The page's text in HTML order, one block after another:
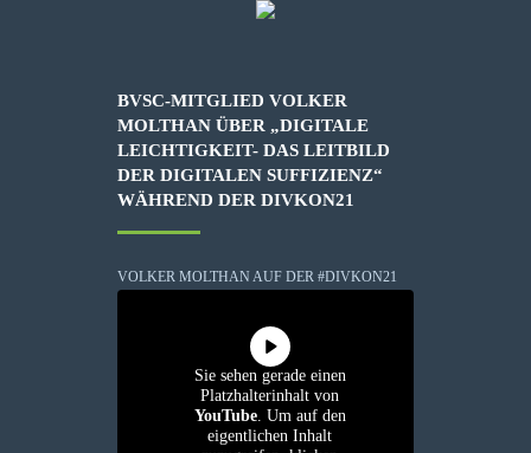
BVSC-MITGLIED VOLKER
MOLTHAN ÜBER „DIGITALE
LEICHTIGKEIT- DAS LEITBILD
DER DIGITALEN SUFFIZIENZ“
WÄHREND DER DIVKON21
VOLKER MOLTHAN AUF DER #DIVKON21
Sie sehen gerade einen
Platzhalterinhalt von
YouTube. Um auf den
eigentlichen Inhalt